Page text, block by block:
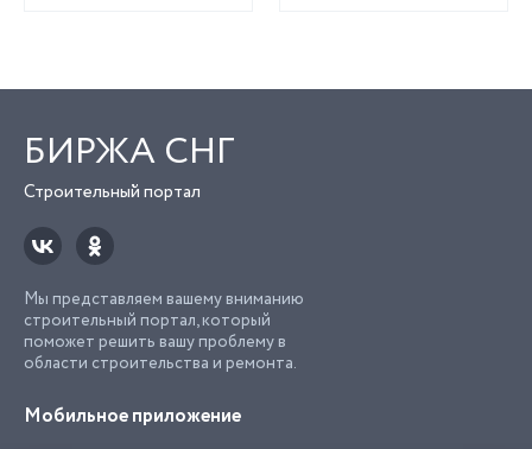
БИРЖА СНГ
Строительный портал
Мы представляем вашему вниманию
строительный портал, который
поможет решить вашу проблему в
области строительства и ремонта.
Мобильное приложение